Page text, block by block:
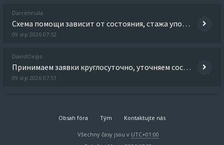
Darrenruila
Схема помощи зависит от состояния, стажа употребления, противопоказаний и дальнейших целей лечения. Исследовать вопрос
09 srp 2026 07:52
DavidOxips
Принимаем заявки круглосуточно, уточняем состояние и подбираем безопасный формат помощи. Детальнее - кодирование от ал
09 srp 2026 07:51
Obsah fóra Tým Kontaktujte nás
Všechny časy jsou v UTC+01:00